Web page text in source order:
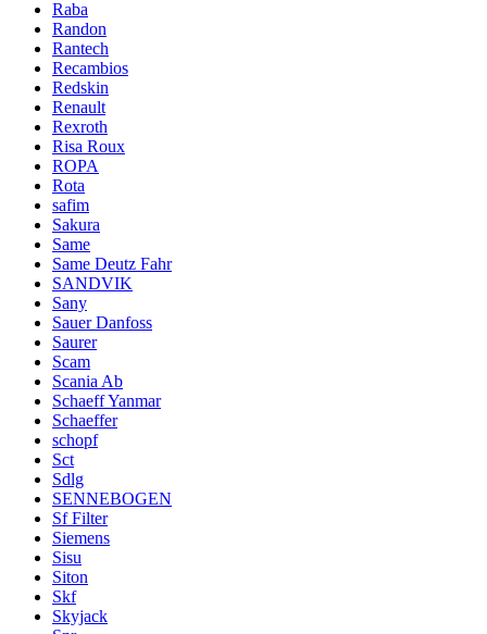
Raba
Randon
Rantech
Recambios
Redskin
Renault
Rexroth
Risa Roux
ROPA
Rota
safim
Sakura
Same
Same Deutz Fahr
SANDVIK
Sany
Sauer Danfoss
Saurer
Scam
Scania Ab
Schaeff Yanmar
Schaeffer
schopf
Sct
Sdlg
SENNEBOGEN
Sf Filter
Siemens
Sisu
Siton
Skf
Skyjack